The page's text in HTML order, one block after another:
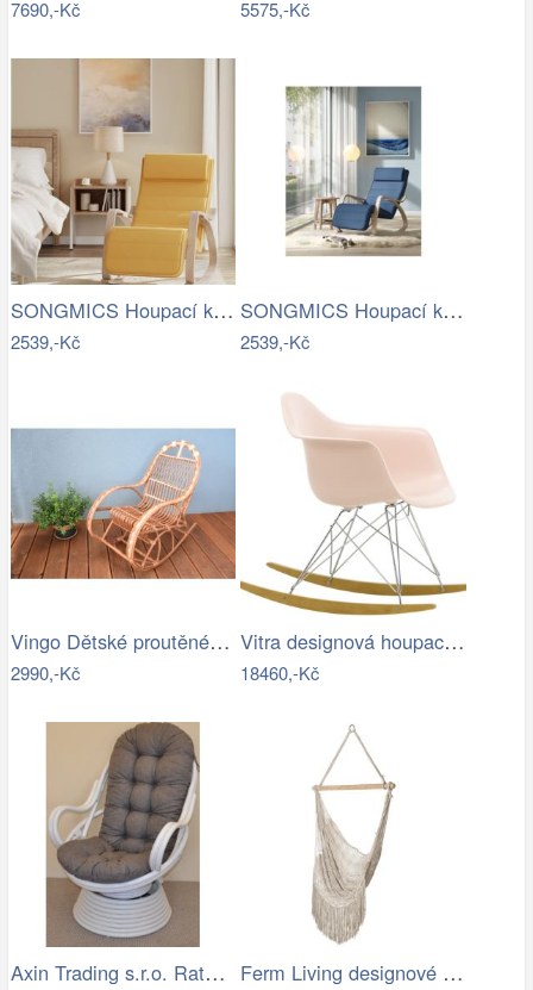
7690,-Kč 5575,-Kč
SONGMICS Houpací křeslo polstrované…
2539,-Kč
SONGMICS Houpací křeslo polstrované…
2539,-Kč
Vingo Dětské proutěné houpací křeslo
2990,-Kč
Vitra designová houpací křesla RAR
18460,-Kč
Axin Trading s.r.o. Ratanové houpací… Ferm Living designové houpací sítě Path…